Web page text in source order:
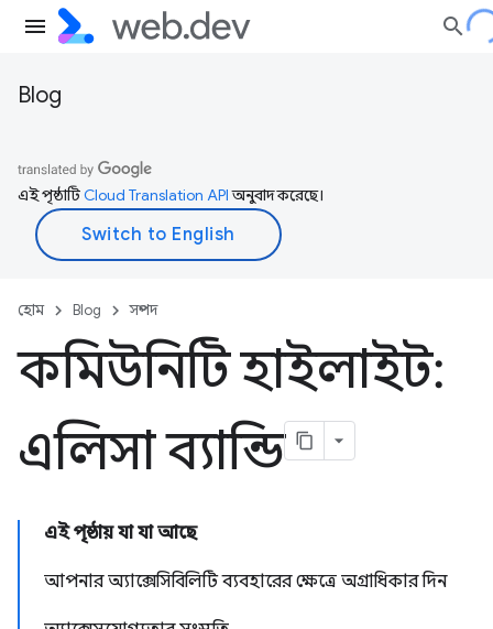
Blog
এই পৃষ্ঠাটিCloud Translation APIঅনুবাদ করেছে।
হোম Blog সম্পদ
কমিউনিটি হাইলাইট:
এলিসা ব্যান্ডি
এই পৃষ্ঠায় যা যা আছে
আপনার অ্যাক্সেসিবিলিটি ব্যবহারের ক্ষেত্রে অগ্রাধিকার দিন